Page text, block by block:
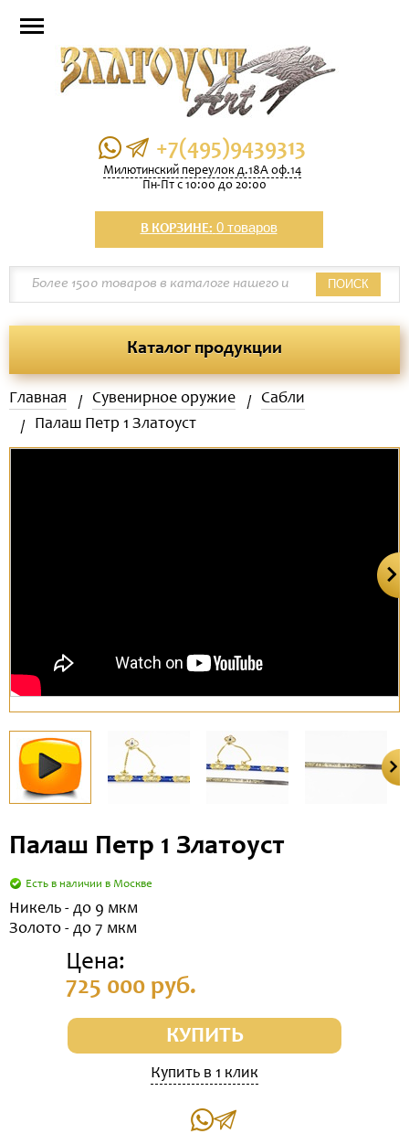
+7(495)9439313
Милютинский переулок д.18А оф.14
Пн-Пт с 10:00 до 20:00
В КОРЗИНЕ: 0 товаров
ПОИСК
Каталог продукции
Главная Сувенирное оружие
Сабли
Палаш Петр 1 Златоуст
Палаш Петр 1 Златоуст
Есть в наличии в Москве
Никель - до 9 мкм
Золото - до 7 мкм
Цена:
725 000 руб.
КУПИТЬ
Купить в 1 клик